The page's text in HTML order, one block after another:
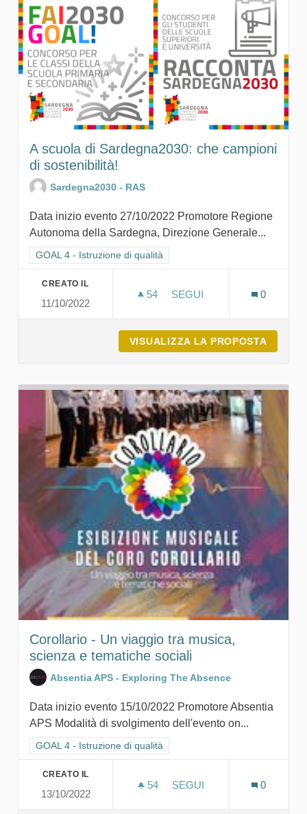
A scuola di Sardegna2030: che campioni
di sostenibilità!
Sardegna2030 - RAS
Data inizio evento 27/10/2022 Promotore Regione
Autonoma della Sardegna, Direzione Generale...
Filtra i risultati per categoria: GOAL 4 - Istruzione di qualità
GOAL 4 - Istruzione di qualità
CREATO IL
11/10/2022
54 54 SOSTENITORI
SEGUI
0
VISUALIZZA LA PROPOSTA
Corollario - Un viaggio tra musica,
scienza e tematiche sociali
Absentia APS - Exploring The Absence
Data inizio evento 15/10/2022 Promotore Absentia
APS Modalità di svolgimento dell'evento on...
Filtra i risultati per categoria: GOAL 4 - Istruzione di qualità
GOAL 4 - Istruzione di qualità
CREATO IL
13/10/2022
54 54 SOSTENITORI
SEGUI
0